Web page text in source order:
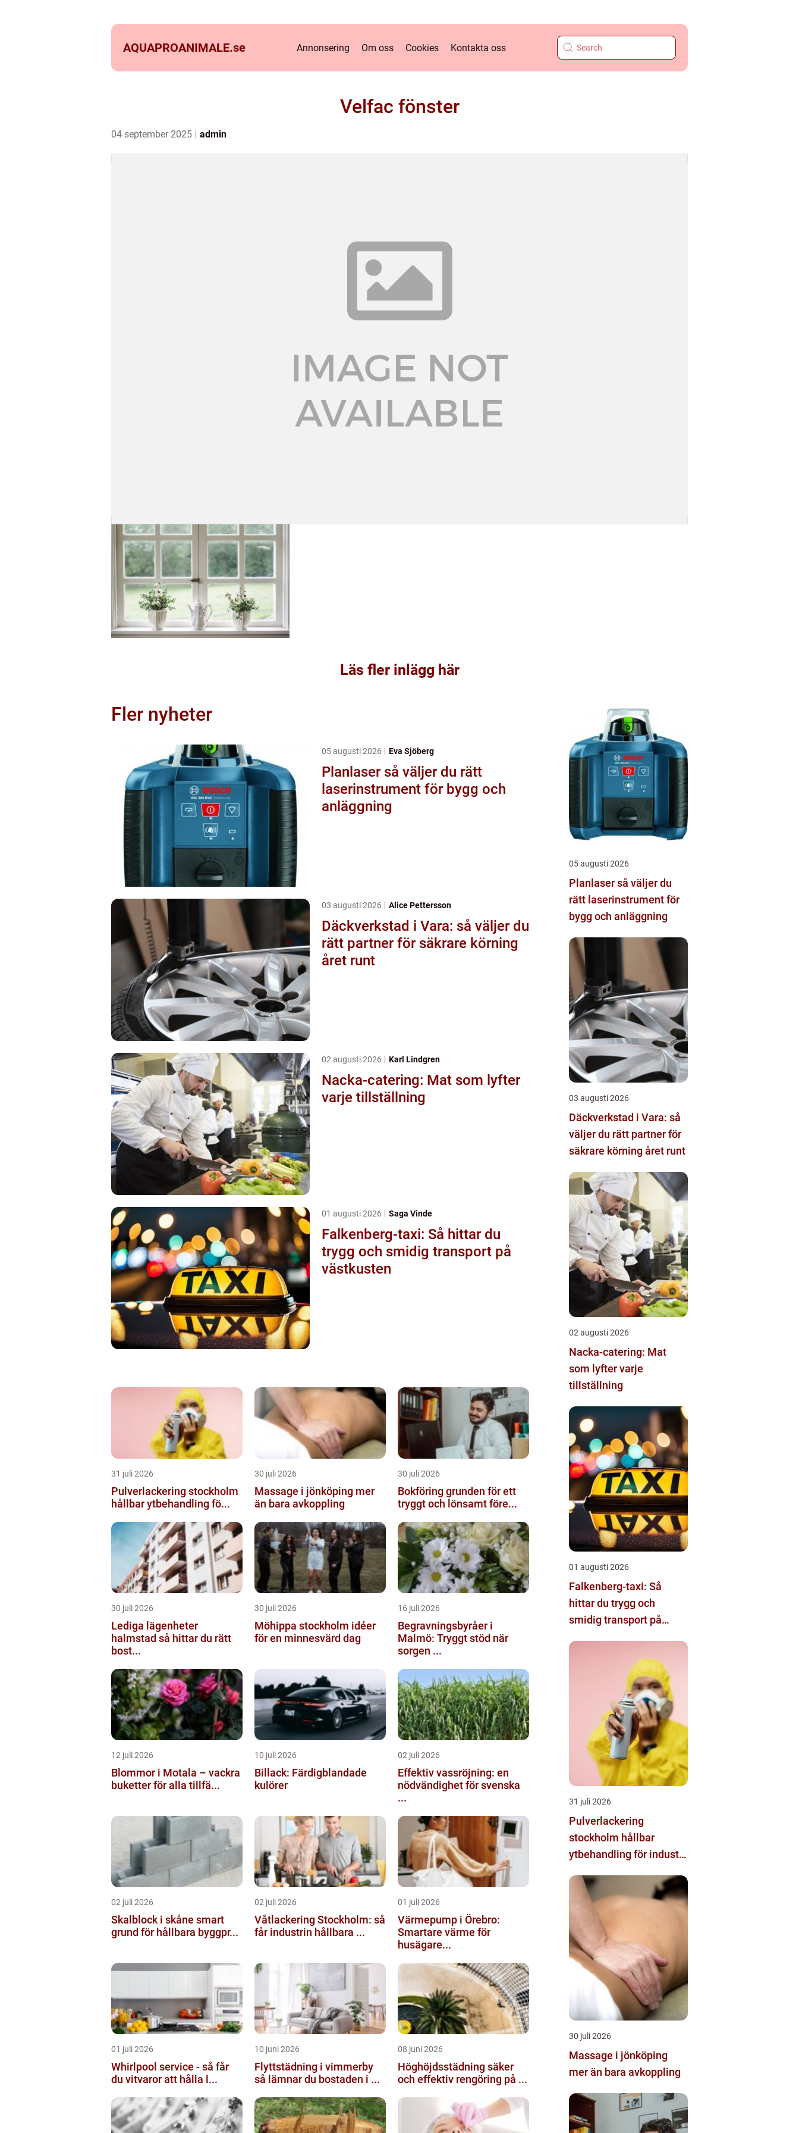
AQUAPROANIMALE.se Annonsering Om oss Cookies Kontakta oss
Velfac fönster
04 september 2025 admin
Läs fler inlägg här
Fler nyheter
05 augusti 2026 Eva Sjöberg
Planlaser så väljer du rätt
laserinstrument för bygg och
anläggning
03 augusti 2026 Alice Pettersson
Däckverkstad i Vara: så väljer du
rätt partner för säkrare körning
året runt
02 augusti 2026 Karl Lindgren
Nacka-catering: Mat som lyfter
varje tillställning
01 augusti 2026 Saga Vinde
Falkenberg-taxi: Så hittar du
trygg och smidig transport på
västkusten
31 juli 2026
Pulverlackering stockholm
hållbar ytbehandling fö...
30 juli 2026
Massage i jönköping mer
än bara avkoppling
30 juli 2026
Bokföring grunden för ett
tryggt och lönsamt före...
30 juli 2026
Lediga lägenheter
halmstad så hittar du rätt
bost...
30 juli 2026
Möhippa stockholm idéer
för en minnesvärd dag
16 juli 2026
Begravningsbyråer i
Malmö: Tryggt stöd när
sorgen ...
12 juli 2026
Blommor i Motala – vackra
buketter för alla tillfä...
10 juli 2026
Billack: Färdigblandade
kulörer
02 juli 2026
Effektiv vassröjning: en
nödvändighet för svenska
...
02 juli 2026
Skalblock i skåne smart
grund för hållbara byggpr...
02 juli 2026
Våtlackering Stockholm: så
får industrin hållbara ...
01 juli 2026
Värmepump i Örebro:
Smartare värme för
husägare...
01 juli 2026
Whirlpool service - så får
du vitvaror att hålla l...
10 juni 2026
Flyttstädning i vimmerby
så lämnar du bostaden i ...
08 juni 2026
Höghöjdsstädning säker
och effektiv rengöring på ...
05 augusti 2026
Planlaser så väljer du
rätt laserinstrument för
bygg och anläggning
03 augusti 2026
Däckverkstad i Vara: så
väljer du rätt partner för
säkrare körning året runt
02 augusti 2026
Nacka-catering: Mat
som lyfter varje
tillställning
01 augusti 2026
Falkenberg-taxi: Så
hittar du trygg och
smidig transport på
31 juli 2026
Pulverlackering
stockholm hållbar
ytbehandling för industri
30 juli 2026
Massage i jönköping
mer än bara avkoppling